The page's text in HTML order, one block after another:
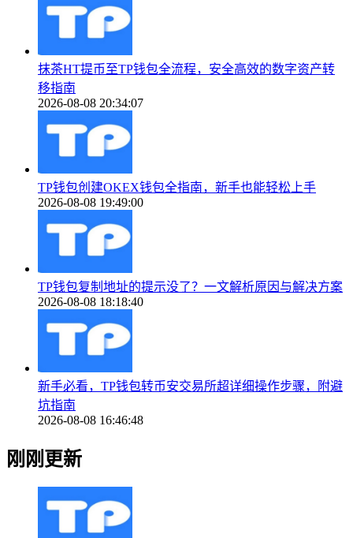
抹茶HT提币至TP钱包全流程，安全高效的数字资产转
移指南
2026-08-08 20:34:07
TP钱包创建OKEX钱包全指南，新手也能轻松上手
2026-08-08 19:49:00
TP钱包复制地址的提示没了？一文解析原因与解决方案
2026-08-08 18:18:40
新手必看，TP钱包转币安交易所超详细操作步骤，附避
坑指南
2026-08-08 16:46:48
刚刚更新